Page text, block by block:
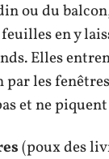
ou du
en y
Elles
par les
et ne
(poux des